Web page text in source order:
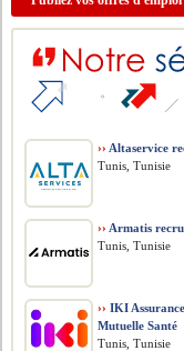
›› Altaservice
Tunis, Tunisie
›› Armatis
Tunis, Tunisie
›› IKI
Mutuelle Santé
Tunis, Tunisie